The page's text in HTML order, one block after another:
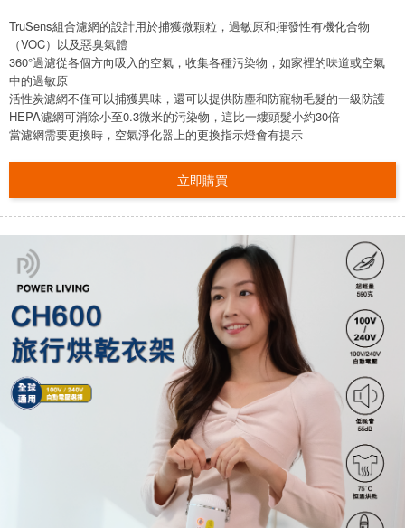
TruSens組合濾網的設計用於捕獲微顆粒，過敏原和揮發性有機化合物
（VOC）以及惡臭氣體
360°過濾從各個方向吸入的空氣，收集各種污染物，如家裡的味道或空氣
中的過敏原
活性炭濾網不僅可以捕獲異味，還可以提供防塵和防寵物毛髮的一級防護
HEPA濾網可消除小至0.3微米的污染物，這比一縷頭髮小約30倍
當濾網需要更換時，空氣淨化器上的更換指示燈會有提示
立即購買